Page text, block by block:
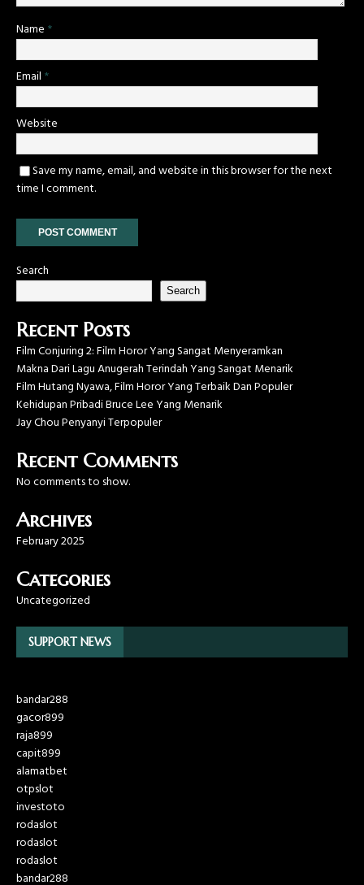
Name *
Email *
Website
Save my name, email, and website in this browser for the next
time I comment.
Search
Search
Recent Posts
Film Conjuring 2: Film Horor Yang Sangat Menyeramkan
Makna Dari Lagu Anugerah Terindah Yang Sangat Menarik
Film Hutang Nyawa, Film Horor Yang Terbaik Dan Populer
Kehidupan Pribadi Bruce Lee Yang Menarik
Jay Chou Penyanyi Terpopuler
Recent Comments
No comments to show.
Archives
February 2025
Categories
Uncategorized
SUPPORT NEWS
bandar288
gacor899
raja899
capit899
alamatbet
otpslot
investoto
rodaslot
rodaslot
rodaslot
bandar288